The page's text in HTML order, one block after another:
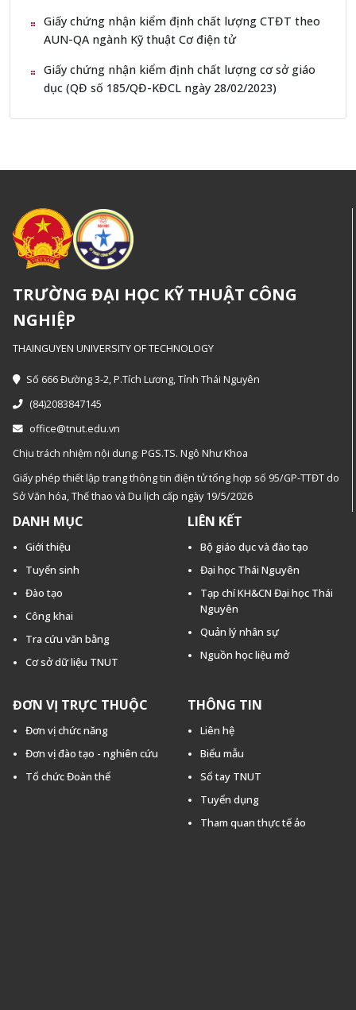
Giấy chứng nhận kiểm định chất lượng CTĐT theo
AUN-QA ngành Kỹ thuật Cơ điện tử
Giấy chứng nhận kiểm định chất lượng cơ sở giáo
dục (QĐ số 185/QĐ-KĐCL ngày 28/02/2023)
TRƯỜNG ĐẠI HỌC KỸ THUẬT CÔNG
NGHIỆP
THAINGUYEN UNIVERSITY OF TECHNOLOGY
Số 666 Đường 3-2, P.Tích Lương, Tỉnh Thái Nguyên
(84)2083847145
office@tnut.edu.vn
Chịu trách nhiệm nội dung: PGS.TS. Ngô Như Khoa
Giấy phép thiết lập trang thông tin điện tử tổng hợp số 95/GP-TTĐT do
Sở Văn hóa, Thế thao và Du lịch cấp ngày 19/5/2026
DANH MỤC
Giới thiệu
Tuyển sinh
Đào tạo
Công khai
Tra cứu văn bằng
Cơ sở dữ liệu TNUT
LIÊN KẾT
Bộ giáo dục và đào tạo
Đại học Thái Nguyên
Tạp chí KH&CN Đại học Thái
Nguyên
Quản lý nhân sự
Nguồn học liệu mở
ĐƠN VỊ TRỰC THUỘC
Đơn vị chức năng
Đơn vị đào tạo - nghiên cứu
Tổ chức Đoàn thể
THÔNG TIN
Liên hệ
Biểu mẫu
Sổ tay TNUT
Tuyển dụng
Tham quan thực tế ảo